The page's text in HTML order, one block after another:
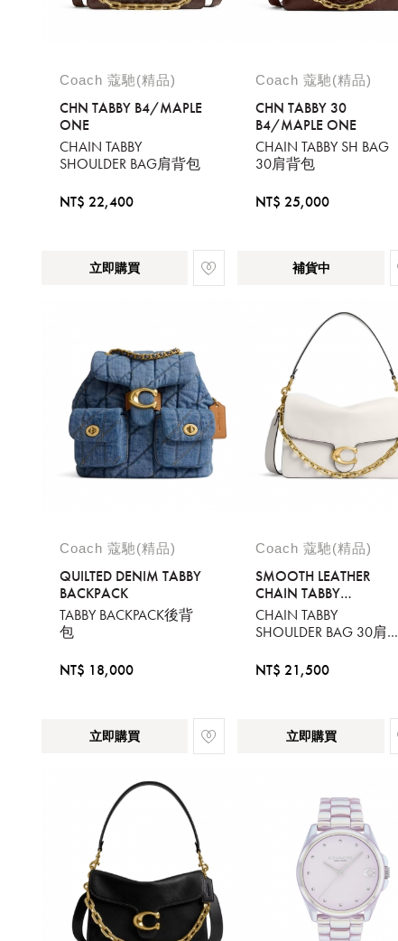
Coach 蔻馳(精品)
CHN TABBY B4/MAPLE
ONE
CHAIN TABBY
SHOULDER BAG肩背包
NT$ 22,400
立即購買
Coach 蔻馳(精品)
CHN TABBY 30
B4/MAPLE ONE
CHAIN TABBY SH BAG
30肩背包
NT$ 25,000
補貨中
Coach 蔻馳(精品)
QUILTED DENIM TABBY
BACKPACK
TABBY BACKPACK後背
包
NT$ 18,000
立即購買
Coach 蔻馳(精品)
SMOOTH LEATHER
CHAIN TABBY
SHOULDER BAG 30
WITH CHAIN
CHAIN TABBY
SHOULDER BAG 30肩背
NT$ 21,500
立即購買